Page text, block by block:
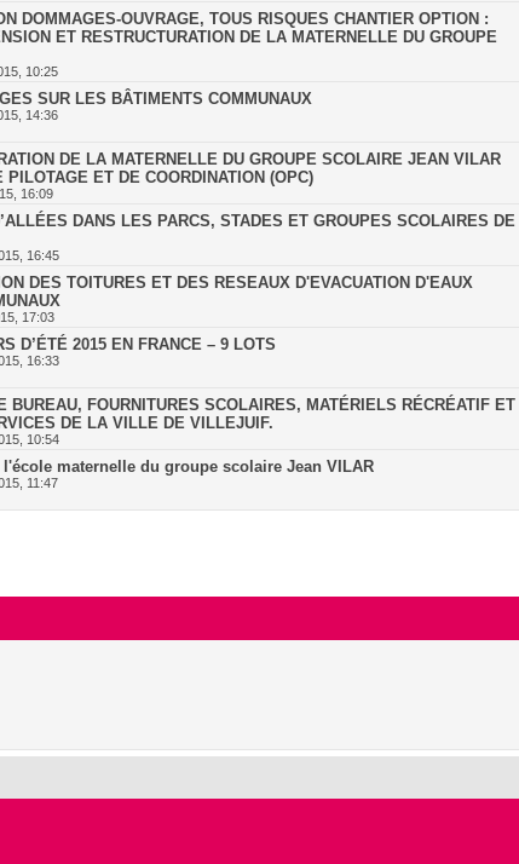
DOMMAGES-OUVRAGE, TOUS RISQUES CHANTIER OPTION :
ET RESTRUCTURATION DE LA MATERNELLE DU GROUPE
10:25
SUR LES BÂTIMENTS COMMUNAUX
14:36
DE LA MATERNELLE DU GROUPE SCOLAIRE JEAN VILAR
PILOTAGE ET DE COORDINATION (OPC)
16:09
DANS LES PARCS, STADES ET GROUPES SCOLAIRES DE
16:45
DES TOITURES ET DES RESEAUX D'EVACUATION D'EAUX
17:03
D’ÉTÉ 2015 EN FRANCE – 9 LOTS
16:33
BUREAU, FOURNITURES SCOLAIRES, MATÉRIELS RÉCRÉATIF ET
DE LA VILLE DE VILLEJUIF.
10:54
maternelle du groupe scolaire Jean VILAR
11:47